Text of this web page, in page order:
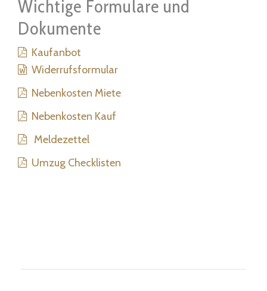
Wichtige Formulare und
Dokumente
Kaufanbot
Widerrufsformular
Nebenkosten Miete
Nebenkosten Kauf
Meldezettel
Umzug Checklisten